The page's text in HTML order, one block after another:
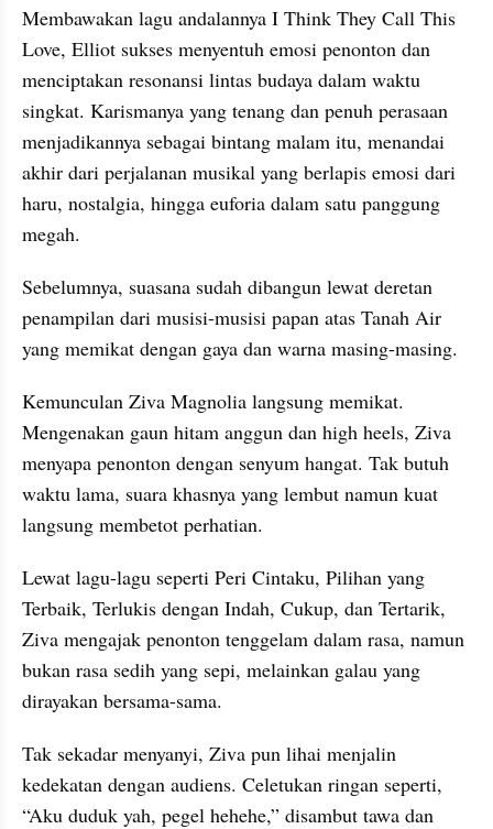
Membawakan lagu andalannya I Think They Call This
Love, Elliot sukses menyentuh emosi penonton dan
menciptakan resonansi lintas budaya dalam waktu
singkat. Karismanya yang tenang dan penuh perasaan
menjadikannya sebagai bintang malam itu, menandai
akhir dari perjalanan musikal yang berlapis emosi dari
haru, nostalgia, hingga euforia dalam satu panggung
megah.
Sebelumnya, suasana sudah dibangun lewat deretan
penampilan dari musisi-musisi papan atas Tanah Air
yang memikat dengan gaya dan warna masing-masing.
Kemunculan Ziva Magnolia langsung memikat.
Mengenakan gaun hitam anggun dan high heels, Ziva
menyapa penonton dengan senyum hangat. Tak butuh
waktu lama, suara khasnya yang lembut namun kuat
langsung membetot perhatian.
Lewat lagu-lagu seperti Peri Cintaku, Pilihan yang
Terbaik, Terlukis dengan Indah, Cukup, dan Tertarik,
Ziva mengajak penonton tenggelam dalam rasa, namun
bukan rasa sedih yang sepi, melainkan galau yang
dirayakan bersama-sama.
Tak sekadar menyanyi, Ziva pun lihai menjalin
kedekatan dengan audiens. Celetukan ringan seperti,
“Aku duduk yah, pegel hehehe,” disambut tawa dan